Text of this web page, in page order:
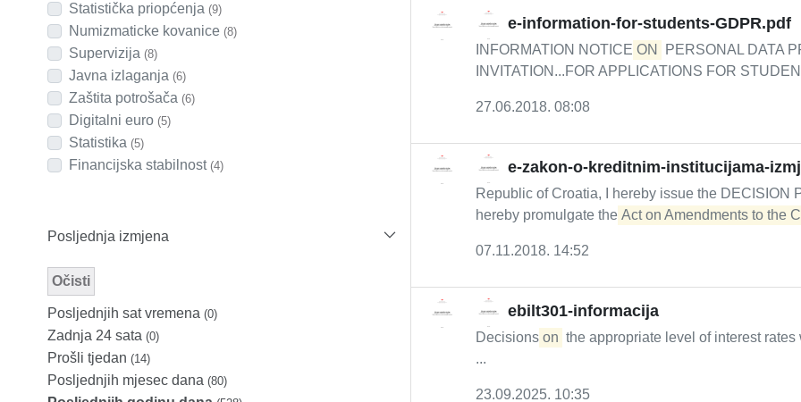
Statistička priopćenja (9)
Numizmaticke kovanice (8)
Supervizija (8)
Javna izlaganja (6)
Zaštita potrošača (6)
Digitalni euro (5)
Statistika (5)
Financijska stabilnost (4)
Posljednja izmjena
Očisti
Posljednjih sat vremena (0)
Zadnja 24 sata (0)
Prošli tjedan (14)
Posljednjih mjesec dana (80)
e-information-for-students-GDPR.pdf
INFORMATION NOTICE ON
PERSONAL DATA
INVITATION...FOR APPLICATIONS FOR
27.06.2018. 08:08
e-zakon-o-kreditnim-institucijama-
Republic of Croatia, I hereby issue the DECISION
hereby promulgate the Act on Amendments to the
07.11.2018. 14:52
ebilt301-informacija
Decisions on the appropriate level of interest
...
23.09.2025. 10:35